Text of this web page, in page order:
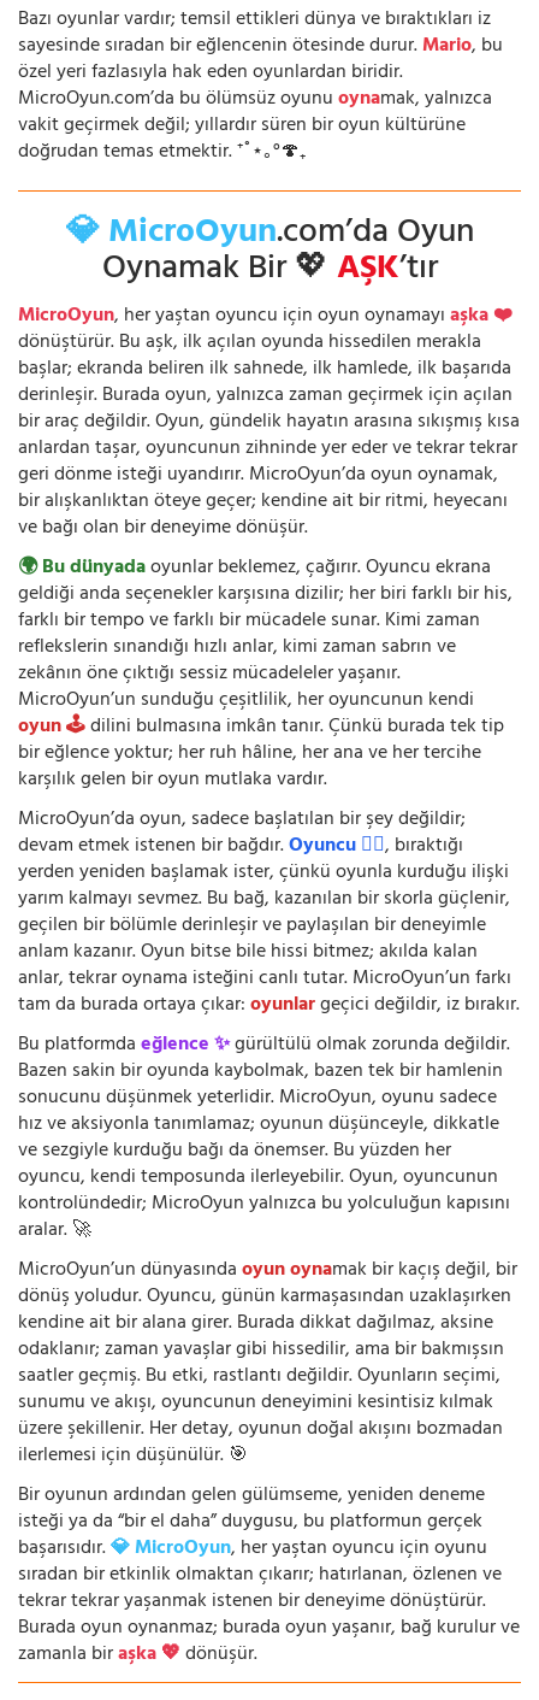
Bazı oyunlar vardır; temsil ettikleri dünya ve bıraktıkları iz
sayesinde sıradan bir eğlencenin ötesinde durur.Mario, bu
özel yeri fazlasıyla hak eden oyunlardan biridir.
MicroOyun.com’da bu ölümsüz oyunuoynamak, yalnızca
vakit geçirmek değil; yıllardır süren bir oyun kültürüne
doğrudan temas etmektir. ⁺˚⋆｡°🍄₊
💎 MicroOyun.com’da Oyun
Oynamak Bir 💖AŞK’tır
MicroOyun, her yaştan oyuncu için oyun oynamayıaşka ❤️
dönüştürür. Bu aşk, ilk açılan oyunda hissedilen merakla
başlar; ekranda beliren ilk sahnede, ilk hamlede, ilk başarıda
derinleşir. Burada oyun, yalnızca zaman geçirmek için açılan
bir araç değildir. Oyun, gündelik hayatın arasına sıkışmış kısa
anlardan taşar, oyuncunun zihninde yer eder ve tekrar tekrar
geri dönme isteği uyandırır. MicroOyun’da oyun oynamak,
bir alışkanlıktan öteye geçer; kendine ait bir ritmi, heyecanı
ve bağı olan bir deneyime dönüşür.
🌍 Bu dünyadaoyunlar beklemez, çağırır. Oyuncu ekrana
geldiği anda seçenekler karşısına dizilir; her biri farklı bir his,
farklı bir tempo ve farklı bir mücadele sunar. Kimi zaman
reflekslerin sınandığı hızlı anlar, kimi zaman sabrın ve
zekânın öne çıktığı sessiz mücadeleler yaşanır.
MicroOyun’un sunduğu çeşitlilik, her oyuncunun kendi
oyun 🕹️dilini bulmasına imkân tanır. Çünkü burada tek tip
bir eğlence yoktur; her ruh hâline, her ana ve her tercihe
karşılık gelen bir oyun mutlaka vardır.
MicroOyun’da oyun, sadece başlatılan bir şey değildir;
devam etmek istenen bir bağdır.Oyuncu 🧍‍♂️, bıraktığı
yerden yeniden başlamak ister, çünkü oyunla kurduğu ilişki
yarım kalmayı sevmez. Bu bağ, kazanılan bir skorla güçlenir,
geçilen bir bölümle derinleşir ve paylaşılan bir deneyimle
anlam kazanır. Oyun bitse bile hissi bitmez; akılda kalan
anlar, tekrar oynama isteğini canlı tutar. MicroOyun’un farkı
tam da burada ortaya çıkar:oyunlargeçici değildir, iz bırakır.
Bu platformdaeğlence ✨gürültülü olmak zorunda değildir.
Bazen sakin bir oyunda kaybolmak, bazen tek bir hamlenin
sonucunu düşünmek yeterlidir. MicroOyun, oyunu sadece
hız ve aksiyonla tanımlamaz; oyunun düşünceyle, dikkatle
ve sezgiyle kurduğu bağı da önemser. Bu yüzden her
oyuncu, kendi temposunda ilerleyebilir. Oyun, oyuncunun
kontrolündedir; MicroOyun yalnızca bu yolculuğun kapısını
aralar. 🚀
MicroOyun’un dünyasındaoyun oynamak bir kaçış değil, bir
dönüş yoludur. Oyuncu, günün karmaşasından uzaklaşırken
kendine ait bir alana girer. Burada dikkat dağılmaz, aksine
odaklanır; zaman yavaşlar gibi hissedilir, ama bir bakmışsın
saatler geçmiş. Bu etki, rastlantı değildir. Oyunların seçimi,
sunumu ve akışı, oyuncunun deneyimini kesintisiz kılmak
üzere şekillenir. Her detay, oyunun doğal akışını bozmadan
ilerlemesi için düşünülür. 🎯
Bir oyunun ardından gelen gülümseme, yeniden deneme
isteği ya da “bir el daha” duygusu, bu platformun gerçek
başarısıdır.💎 MicroOyun, her yaştan oyuncu için oyunu
sıradan bir etkinlik olmaktan çıkarır; hatırlanan, özlenen ve
tekrar tekrar yaşanmak istenen bir deneyime dönüştürür.
Burada oyun oynanmaz; burada oyun yaşanır, bağ kurulur ve
zamanla biraşka 💖dönüşür.